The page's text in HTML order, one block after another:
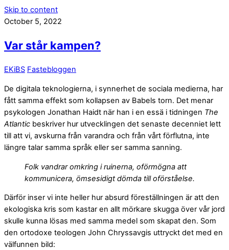
Skip to content
October 5, 2022
Var står kampen?
EKiBS Fastebloggen
De digitala teknologierna, i synnerhet de sociala medierna, har
fått samma effekt som kollapsen av Babels torn. Det menar
psykologen Jonathan Haidt när han i en essä i tidningen The
Atlantic beskriver hur utvecklingen det senaste decenniet lett
till att vi, avskurna från varandra och från vårt förflutna, inte
längre talar samma språk eller ser samma sanning.
Folk vandrar omkring i ruinerna, oförmögna att
kommunicera, ömsesidigt dömda till oförståelse.
Därför inser vi inte heller hur absurd föreställningen är att den
ekologiska kris som kastar en allt mörkare skugga över vår jord
skulle kunna lösas med samma medel som skapat den. Som
den ortodoxe teologen John Chryssavgis uttryckt det med en
välfunnen bild: